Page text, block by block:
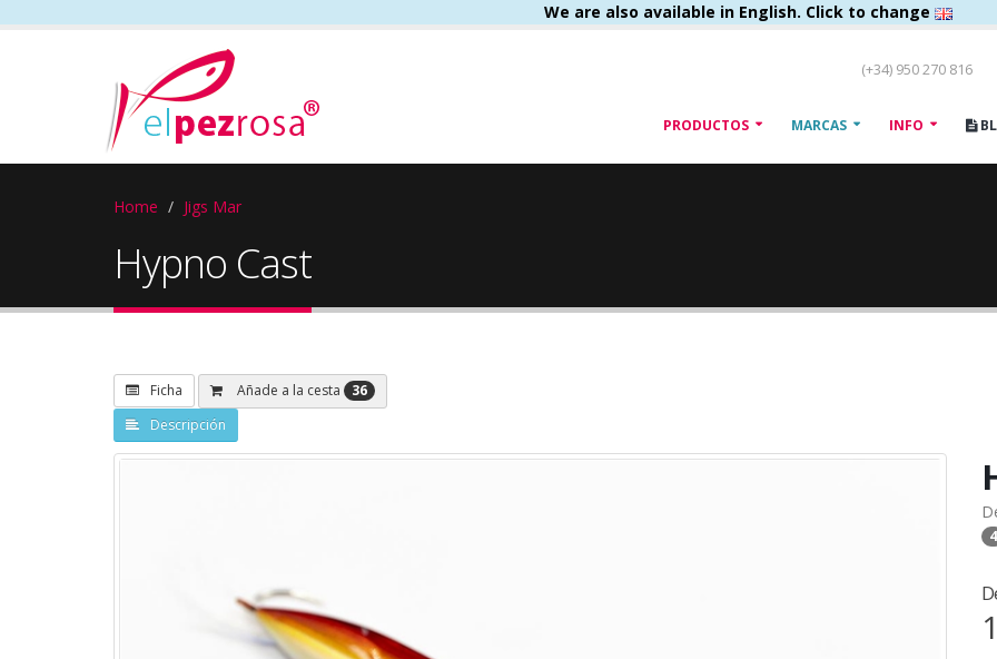
We are also available in English. Click to change
(+34) 950 270 816
PRODUCTOS MARCAS INFO
Home Jigs Mar
Hypno Cast
Ficha Añade a la cesta
36
Descripción
4